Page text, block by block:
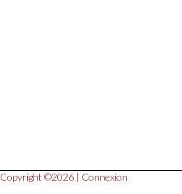
Copyright ©2026 | Connexion